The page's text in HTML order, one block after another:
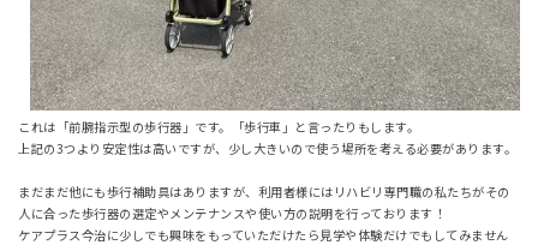
これは「前腕指示型の歩行器」です。「歩行車」と言ったりもします。
上記の3つより安定性は高いですが、少し大きいので使う場所を考える必要があります。
まだまだ他にも歩行補助具はありますが、利用者様にはリハビリ専門職の私たちがその
人に合った歩行器の選定やメンテナンスや使い方の説明を行っております！
ケアプラス今治に少しでも興味をもっていただけたら見学や体験だけでもしてみません